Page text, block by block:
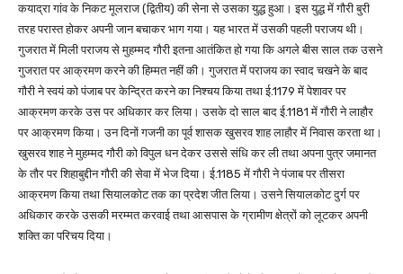
कयाद्रा गांव के निकट मूलराज (द्वितीय) की सेना से उसका युद्ध हुआ। इस युद्ध में गौरी बुरी
तरह परास्त होकर अपनी जान बचाकर भाग गया। यह भारत में उसकी पहली पराजय थी।
गुजरात में मिली पराजय से मुहम्मद गौरी इतना आतंकित हो गया कि अगले बीस साल तक उसने
गुजरात पर आक्रमण करने की हिम्मत नहीं की। गुजरात में पराजय का स्वाद चखने के बाद
गौरी ने स्वयं को पंजाब पर केन्द्रित करने का निश्चय किया तथा ई.1179 में पेशावर पर
आक्रमण करके उस पर अधिकार कर लिया। उसके दो साल बाद ई.1181 में गौरी ने लाहौर
पर आक्रमण किया। उन दिनों गजनी का पूर्व शासक खुसरव शाह लाहौर में निवास करता था।
खुसरव शाह ने मुहम्मद गौरी को विपुल धन देकर उससे संधि कर ली तथा अपना पुत्र जमानत
के तौर पर शिहाबुद्दीन गौरी की सेवा में भेज दिया। ई.1185 में गौरी ने पंजाब पर तीसरा
आक्रमण किया तथा सियालकोट तक का प्रदेश जीत लिया। उसने सियालकोट दुर्ग पर
अधिकार करके उसकी मरम्मत करवाई तथा आसपास के ग्रामीण क्षेत्रों को लूटकर अपनी
शक्ति का परिचय दिया।